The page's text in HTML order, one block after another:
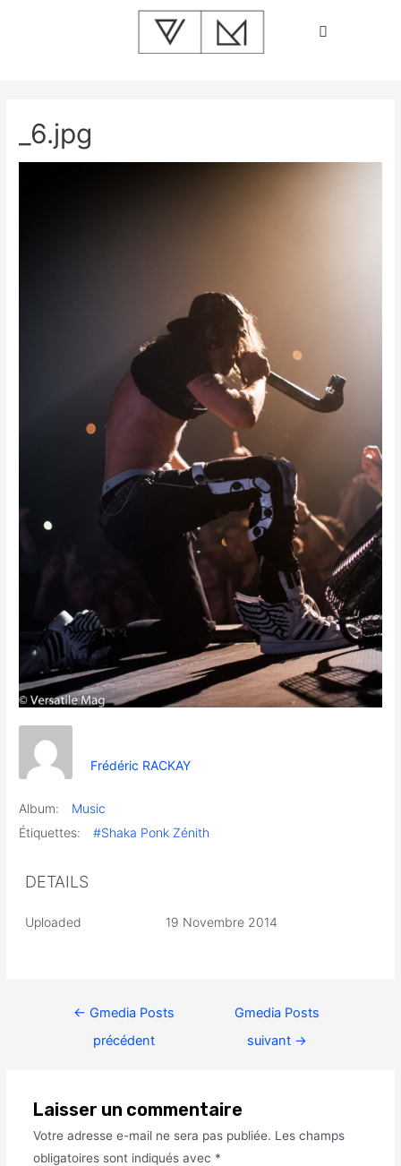
_6.jpg
Frédéric RACKAY
Album:
Music
Étiquettes:
#Shaka Ponk Zénith
DETAILS
Uploaded 19 Novembre 2014
← Gmedia Posts
précédent
Gmedia Posts
suivant →
Laisser un commentaire
Votre adresse e-mail ne sera pas publiée. Les champs
obligatoires sont indiqués avec *